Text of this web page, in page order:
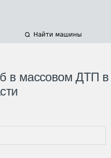
Найти машины
в массовом ДТП в